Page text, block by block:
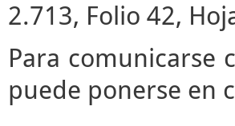
2.713, Folio 42,
Para comunicarse
puede ponerse en